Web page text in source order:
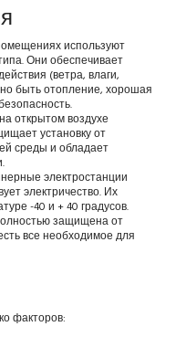
используют
Они обеспечивает
(ветра, влаги,
быть отопление, хорошая
открытом воздухе
установку от
среды и обладает
электростанции
электричество. Их
-40 и + 40 градусов.
защищена от
все необходимое для
факторов: